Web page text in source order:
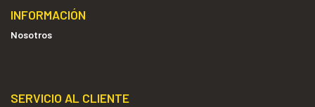
INFORMACIÓN
Nosotros
SERVICIO AL CLIENTE